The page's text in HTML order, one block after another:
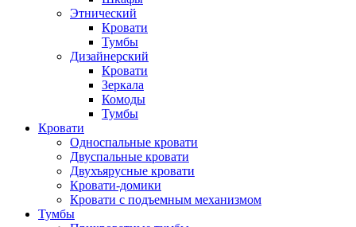
Этнический
Кровати
Тумбы
Дизайнерский
Кровати
Зеркала
Комоды
Тумбы
Кровати
Односпальные кровати
Двуспальные кровати
Двухъярусные кровати
Кровати-домики
Кровати с подъемным механизмом
Тумбы